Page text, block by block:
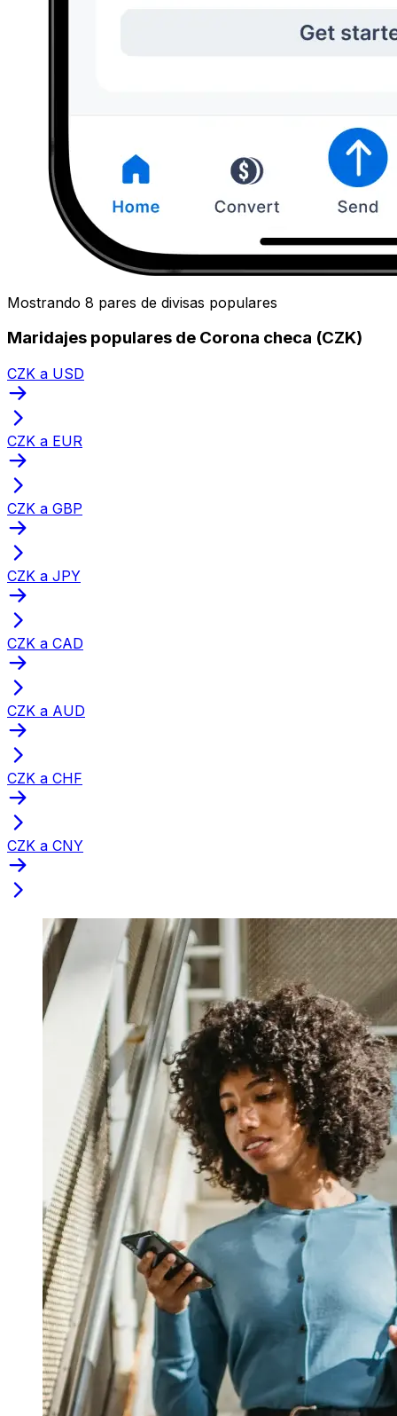
Mostrando 8 pares de divisas populares
Maridajes populares de Corona checa (CZK)
CZK a USD
CZK a EUR
CZK a GBP
CZK a JPY
CZK a CAD
CZK a AUD
CZK a CHF
CZK a CNY